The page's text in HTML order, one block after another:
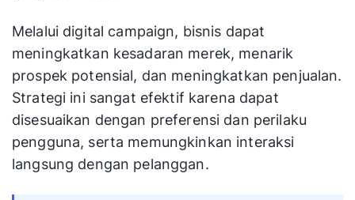
Melalui digital campaign, bisnis dapat
meningkatkan kesadaran merek, menarik
prospek potensial, dan meningkatkan penjualan.
Strategi ini sangat efektif karena dapat
disesuaikan dengan preferensi dan perilaku
pengguna, serta memungkinkan interaksi
langsung dengan pelanggan.